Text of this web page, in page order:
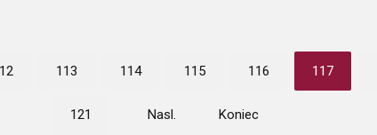
113 114 115 116 117
121 Nasl. Koniec